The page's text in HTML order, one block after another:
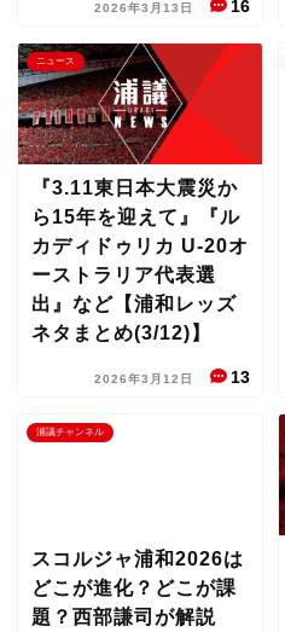
2026年3月13日 16
ニュース
『3.11東日本大震災か
ら15年を迎えて』『ル
カディドゥリカ U-20オ
ーストラリア代表選
出』など【浦和レッズ
ネタまとめ(3/12)】
2026年3月12日 13
浦議チャンネル
スコルジャ浦和2026は
どこが進化？どこが課
題？西部謙司が解説